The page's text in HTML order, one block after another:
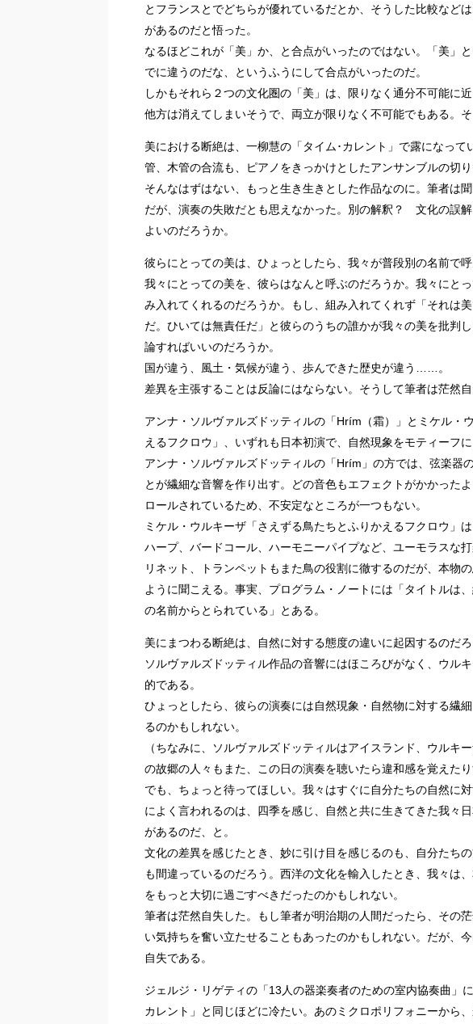
とフランスとでどちらが優れているだとか、そうした比較など
があるのだと悟った。
なるほどこれが「美」か、と合点がいったのではない。「美」
でに違うのだな、というふうにして合点がいったのだ。
しかもそれら２つの文化圏の「美」は、限りなく通分不可能に
他方は消えてしまいそうで、両立が限りなく不可能でもある。そ
美における断絶は、一柳慧の「タイム･カレント」で露になっ
管、木管の合流も、ピアノをきっかけとしたアンサンブルの切
そんなはずはない、もっと生き生きとした作品なのに。筆者は
だが、演奏の失敗だとも思えなかった。別の解釈？ 文化の誤
よいのだろうか。
彼らにとっての美は、ひょっとしたら、我々が普段別の名前で
我々にとっての美を、彼らはなんと呼ぶのだろうか。我々にと
み入れてくれるのだろうか。もし、組み入れてくれず「それは
だ。ひいては無責任だ」と彼らのうちの誰かが我々の美を批判
論すればいいのだろうか。
国が違う、風土・気候が違う、歩んできた歴史が違う……。
差異を主張することは反論にはならない。そうして筆者は茫然自
アンナ・ソルヴァルズドッティルの「Hrím（霜）」とミケル・
えるフクロウ」、いずれも日本初演で、自然現象をモティーフ
アンナ・ソルヴァルズドッティルの「Hrím」の方では、弦楽器
とが繊細な音響を作り出す。どの音色もエフェクトがかかった
ロールされているため、不安定なところが一つもない。
ミケル・ウルキーザ「さえずる鳥たちとふりかえるフクロウ」
ハープ、バードコール、ハーモニーパイプなど、ユーモラスな
リネット、トランペットもまた鳥の役割に徹するのだが、本物
ように聞こえる。事実、プログラム・ノートには「タイトルは
の名前からとられている」とある。
美にまつわる断絶は、自然に対する態度の違いに起因するのだろ
ソルヴァルズドッティル作品の音響にはほころびがなく、ウル
的である。
ひょっとしたら、彼らの演奏には自然現象・自然物に対する繊
るのかもしれない。
（ちなみに、ソルヴァルズドッティルはアイスランド、ウルキ
の故郷の人々もまた、この日の演奏を聴いたら違和感を覚えたり
でも、ちょっと待ってほしい。我々はすぐに自分たちの自然に
によく言われるのは、四季を感じ、自然と共に生きてきた我々
があるのだ、と。
文化の差異を感じたとき、妙に引け目を感じるのも、自分たち
も間違っているのだろう。西洋の文化を輸入したとき、我々は
をもっと大切に過ごすべきだったのかもしれない。
筆者は茫然自失した。もし筆者が明治期の人間だったら、その
い気持ちを奮い立たせることもあったのかもしれない。だが、
自失である。
ジェルジ・リゲティの「13人の器楽奏者のための室内協奏曲」
カレント」と同じほどに冷たい。あのミクロポリフォニーから